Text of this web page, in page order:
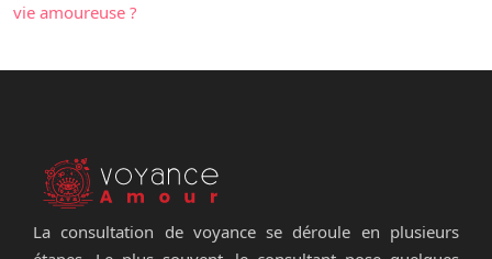
vie amoureuse ?
La consultation de voyance se déroule en plusieurs